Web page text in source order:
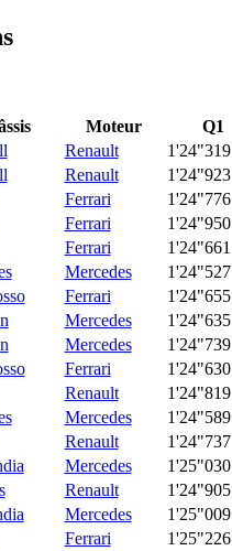
Moteur Q1
Renault 1'24"319
Renault 1'24"923
Ferrari 1'24"776
Ferrari 1'24"950
Ferrari 1'24"661
Mercedes 1'24"527
Ferrari 1'24"655
Mercedes 1'24"635
Mercedes 1'24"739
Ferrari 1'24"630
Renault 1'24"819
Mercedes 1'24"589
Renault 1'24"737
Mercedes 1'25"030
Renault 1'24"905
Mercedes 1'25"009
Ferrari 1'25"226